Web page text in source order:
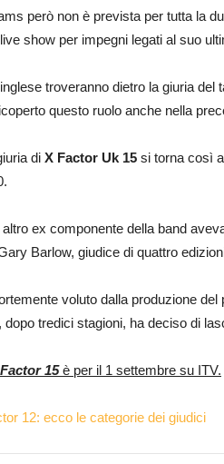
però non è prevista per tutta la
show per impegni legati al suo
troveranno dietro la giuria
questo ruolo anche nella
di X Factor Uk 15 si torna così
ex componente della band
Barlow, giudice di quattro
voluto dalla produzione
dopo tredici stagioni, ha deciso di
15è per il 1 settembre su ITV.
12: ecco le categorie dei giudici